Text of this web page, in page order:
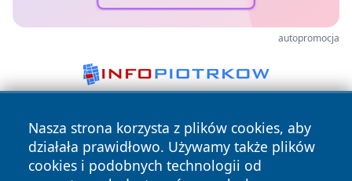
autopromocja
Nasza strona korzysta z plików cookies, aby
działała prawidłowo. Używamy także plików
cookies i podobnych technologii od